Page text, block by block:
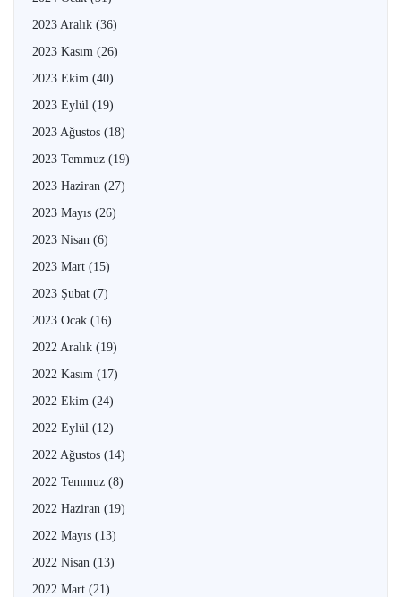
2023 Aralık (36)
2023 Kasım (26)
2023 Ekim (40)
2023 Eylül (19)
2023 Ağustos (18)
2023 Temmuz (19)
2023 Haziran (27)
2023 Mayıs (26)
2023 Nisan (6)
2023 Mart (15)
2023 Şubat (7)
2023 Ocak (16)
2022 Aralık (19)
2022 Kasım (17)
2022 Ekim (24)
2022 Eylül (12)
2022 Ağustos (14)
2022 Temmuz (8)
2022 Haziran (19)
2022 Mayıs (13)
2022 Nisan (13)
2022 Mart (21)